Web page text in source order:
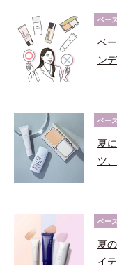
ベー
ベ
ン
ベー
夏
ツ
ベー
夏
イ